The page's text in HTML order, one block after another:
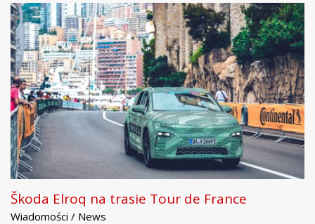
Škoda Elroq na trasie Tour de France
Wiadomości / News